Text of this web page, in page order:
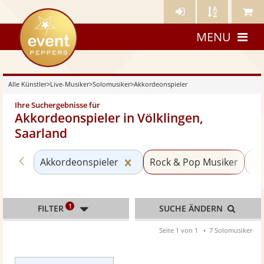
Künstler- Künstler Meine
eventpeppers
MENU
Alle Künstler>Live-Musiker>Solomusiker>Akkordeonspieler
Ihre Suchergebnisse für
Akkordeonspieler in Völklingen,
Saarland
Zurück zu «Solomusiker»
Akkordeonspieler Kategorie
Rock & Pop Musiker
FILTER 1 SUCHE ÄNDERN
Seite 1 von 1 7 Solomusiker